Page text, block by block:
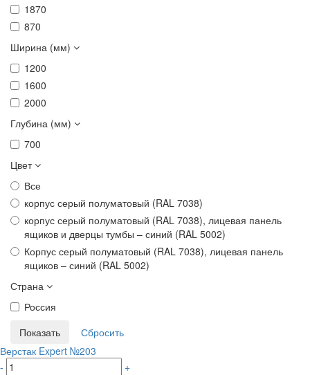
1870
870
Ширина (мм)
1200
1600
2000
Глубина (мм)
700
Цвет
Все
корпус серый полуматовый (RAL 7038)
корпус серый полуматовый (RAL 7038), лицевая панель
ящиков и дверцы тумбы – синий (RAL 5002)
Корпус серый полуматовый (RAL 7038), лицевая панель
ящиков – синий (RAL 5002)
Страна
Россия
Верстак Expert №203
-
+